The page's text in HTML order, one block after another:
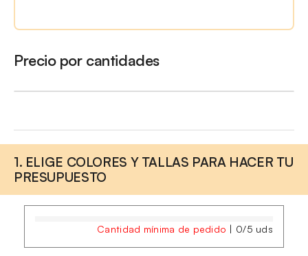
Precio por cantidades
1. ELIGE COLORES Y TALLAS PARA HACER TU
PRESUPUESTO
Cantidad mínima de pedido | 0/5 uds